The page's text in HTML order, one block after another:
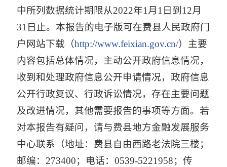
中所列数据统计期限从2022年1月1日到12月
31日止。本报告的电子版可在费县人民政府门
户网站下载（http://www.feixian.gov.cn/）主要
内容包括总体情况，主动公开政府信息情况，
收到和处理政府信息公开申请情况，政府信息
公开行政复议、行政诉讼情况，存在主要问题
及改进情况，其他需要报告的事项等方面。若
对本报告有疑问，请与费县地方金融发展服务
中心联系（地址：费县自由西路老法院三楼；
邮编：273400；电话：0539-5221958；传